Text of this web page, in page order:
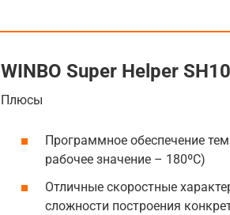
WINBO Super Helper
Плюсы
Программное обеспечение
рабочее значение – 180ºС)
Отличные скоростные
сложности построения